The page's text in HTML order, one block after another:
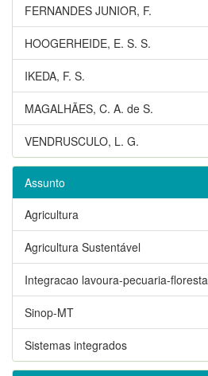
FERNANDES JUNIOR, F.
HOOGERHEIDE, E. S. S.
IKEDA, F. S.
MAGALHÃES, C. A. de S.
VENDRUSCULO, L. G.
Assunto
Agricultura
Agricultura Sustentável
Integracao lavoura-pecuaria-floresta
Sinop-MT
Sistemas integrados